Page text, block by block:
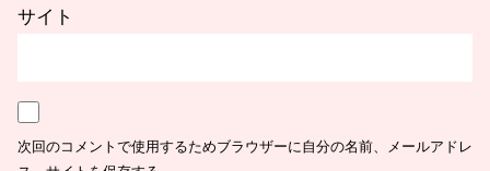
サイト
次回のコメントで使用するためブラウザーに自分の名前、メールアドレ